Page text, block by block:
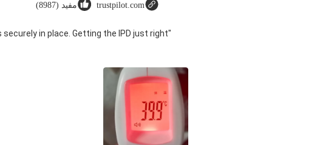
trustpilot.com مفید (8987)
securely in place. Getting the IPD just right